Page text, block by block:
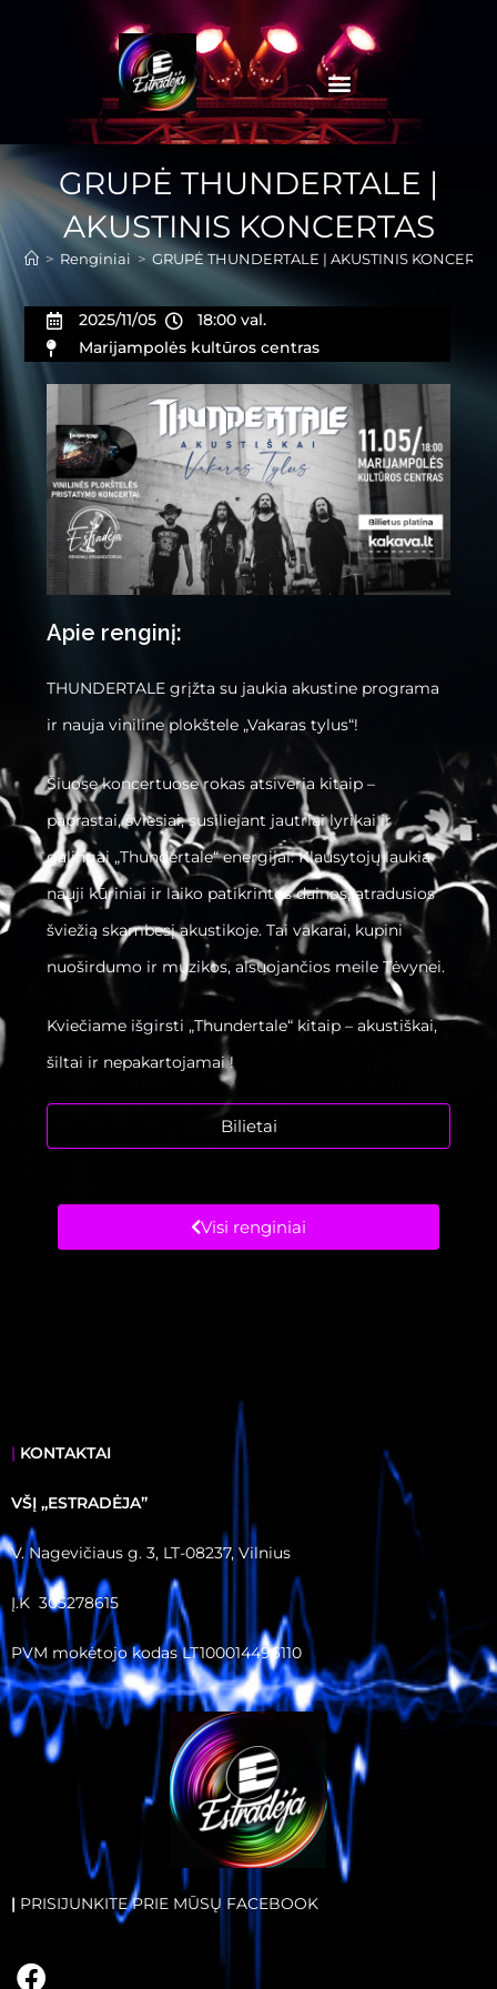
GRUPĖ THUNDERTALE |
AKUSTINIS KONCERTAS
> Renginiai > GRUPĖ THUNDERTALE | AKUSTINIS
2025/11/05
18:00 val.
Marijampolės kultūros centras
Apie renginį:
THUNDERTALE grįžta su jaukia akustine programa
ir nauja viniline plokštele „Vakaras tylus“!
Šiuose koncertuose rokas atsiveria kitaip –
paprastai, šviesiai, susiliejant jautriai lyrikai ir
galingai „Thundertale“ energijai. Klausytojų laukia
nauji kūriniai ir laiko patikrintos dainos, atradusios
šviežią skambesį akustikoje. Tai vakarai, kupini
nuoširdumo ir muzikos, alsuojančios meile Tėvynei.
Kviečiame išgirsti „Thundertale“ kitaip – akustiškai,
šiltai ir nepakartojamai !
Bilietai
Visi renginiai
| KONTAKTAI
VŠĮ ,,ESTRADĖJA”
V. Nagevičiaus g. 3, LT-08237, Vilnius
Į.K 305278615
PVM mokėtojo kodas LT100014496110
| PRISIJUNKITE PRIE MŪSŲ FACEBOOK